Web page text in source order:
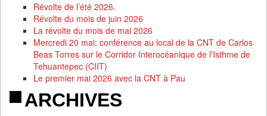
Révolte de l’été 2026.
Révolte du mois de juin 2026
La révolte du mois de mai 2026
Mercredi 20 mai: conférence au local de la CNT de Carlos
Beas Torres sur le Corridor Interocéanique de l’Isthme de
Tehuantepec (CIIT)
Le premier mai 2026 avec la CNT à Pau
ARCHIVES